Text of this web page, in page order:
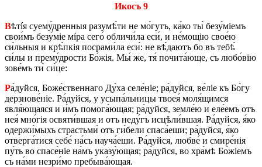
Икосъ 9
Вѣтíя суему́­дрен­ныя разу­мѣ́­ти не мо́гутъ, ка́ко ты́ без­у́­міемъ
сво­и́мъ без­у́­міе мíра сего́ об­ли­чи́­ла еси́, и не́­мощію сво­е́ю
си́ль­ныя и крѣ́п­кія по­сра­ми́­ла еси́: не вѣ́­да­ютъ бо въ тебѣ́
си́лы и пре­му́­дро­сти Бо́жія. Мы́ же, тя́ по­чи­та́­ю­ще, съ лю­бо́­вію
зо­ве́мъ ти́ си́це:
Ра́дуй­ся, Бо­же́­ствен­на­го Ду́ха се­ле́ніе; ра́дуй­ся, ве́ліе къ Бо́гу
дер­зно­ве́ніе. Ра́дуй­ся, у усы­па́ль­ни­цы твоея́ моля́щимся
явля́ющаяся и и́мъ по­мо­га́­ю­щая; ра́дуй­ся, зе­мле́ю и еле́­емъ отъ
нея́ мно́­гія освяти́в­шая и отъ не­ду́гъ ис­цѣ­ли́в­шая. Ра́дуй­ся, я́ко
одер­жи́­мыхъ страсть­ми́ отъ ги́­бе­ли спа­са́­е­ши; ра́дуй­ся, я́ко
отвер­га́­ти­ся себе́ на́съ нау­ча́­е­ши. Ра́дуй­ся, люб­ве́ и сми­ре́нія
пу́ть во спа­се́ніе на́мъ ука­зу́­ю­щая; ра́дуй­ся, во хра́­мѣ Бо́жіемъ
съ на́ми не­зри́­мо пре­бы­ва́­ю­щая.